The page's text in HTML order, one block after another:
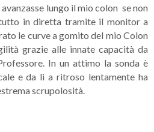
lungo il mio colon se non
in diretta tramite il monitor a
le curve a gomito del mio Colon
grazie alle innate capacità da
In un attimo la sonda è
e da li a ritroso lentamente ha
scrupolosità.